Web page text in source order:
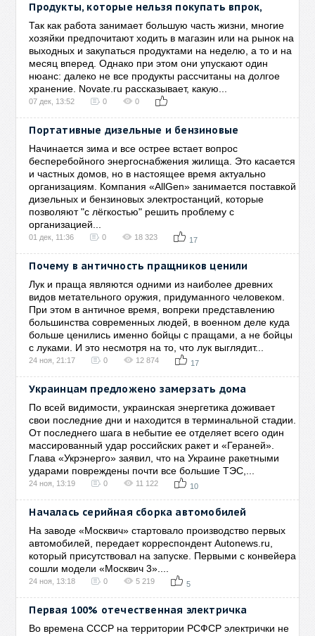
Продукты, которые нельзя покупать впрок,
Так как работа занимает большую часть жизни, многие
хозяйки предпочитают ходить в магазин или на рынок на
выходных и закупаться продуктами на неделю, а то и на
месяц вперед. Однако при этом они упускают один
нюанс: далеко не все продукты рассчитаны на долгое
хранение. Novate.ru рассказывает, какую...
07 дек, 13:52 0 0
Портативные дизельные и бензиновые
Начинается зима и все острее встает вопрос
бесперебойного энергоснабжения жилища. Это касается
и частных домов, но в настоящее время актуально
организациям. Компания «AllGen» занимается поставкой
дизельных и бензиновых электростанций, которые
позволяют "с лёгкостью" решить проблему с
организацией...
01 дек, 11:36 0 18 323 17
Почему в античность пращников ценили
Лук и праща являются одними из наиболее древних
видов метательного оружия, придуманного человеком.
При этом в античное время, вопреки представлению
большинства современных людей, в военном деле куда
больше ценились именно бойцы с пращами, а не бойцы
с луками. И это несмотря на то, что лук выглядит...
24 ноя, 21:17 0 12 874 17
Украинцам предложено замерзать дома
По всей видимости, украинская энергетика доживает
свои последние дни и находится в терминальной стадии.
От последнего шага в небытие ее отделяет всего один
массированный удар российских ракет и «Гераней».
Глава «Укрэнерго» заявил, что на Украине ракетными
ударами повреждены почти все большие ТЭС,...
24 ноя, 13:19 0 11 122 10
Началась серийная сборка автомобилей
На заводе «Москвич» стартовало производство первых
автомобилей, передает корреспондент Autonews.ru,
который присутствовал на запуске. Первыми с конвейера
сошли модели «Москвич 3»....
24 ноя, 13:18 0 5 219 5
Первая 100% отечественная электричка
Во времена СССР на территории РСФСР электрички не